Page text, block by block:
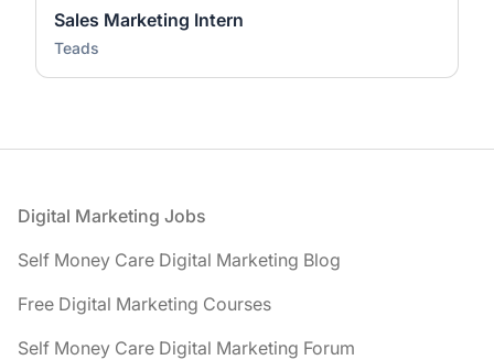
Sales Marketing Intern
Teads
Footer
Digital Marketing Jobs
Self Money Care Digital Marketing Blog
Free Digital Marketing Courses
Self Money Care Digital Marketing Forum